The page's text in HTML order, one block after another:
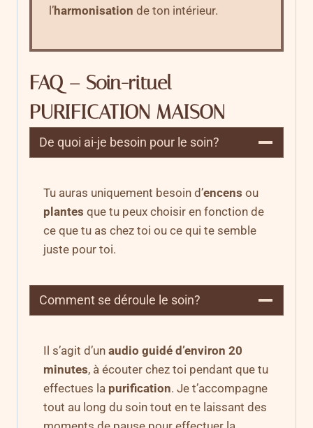
l’harmonisation de ton intérieur.
FAQ – Soin-rituel
PURIFICATION MAISON
De quoi ai-je besoin pour le soin?
Tu auras uniquement besoin d’encens ou
plantes que tu peux choisir en fonction de
ce que tu as chez toi ou ce qui te semble
juste pour toi.
Comment se déroule le soin?
Il s’agit d’un audio guidé d’environ 20
minutes, à écouter chez toi pendant que tu
effectues la purification. Je t’accompagne
tout au long du soin tout en te laissant des